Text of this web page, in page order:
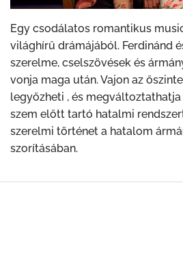
Egy csodálatos romantikus
világhírű drámájából. Ferdinánd
szerelme, cselszövések és
vonja maga után. Vajon az
legyőzheti , és
szem előtt tartó hatalmi
szerelmi történet a hatalom
szorításában.